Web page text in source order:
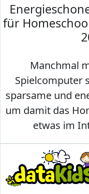
für
Manchmal
Spielcomputer
sparsame und
um damit das
etwas im